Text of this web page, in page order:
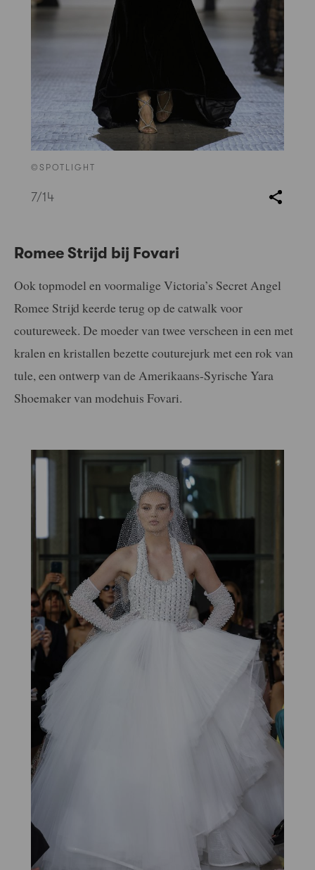
©SPOTLIGHT
7/14
Romee Strijd bij Fovari
Ook topmodel en voormalige Victoria’s Secret Angel
Romee Strijd keerde terug op de catwalk voor
coutureweek. De moeder van twee verscheen in een met
kralen en kristallen bezette couturejurk met een rok van
tule, een ontwerp van de Amerikaans-Syrische Yara
Shoemaker van modehuis Fovari.